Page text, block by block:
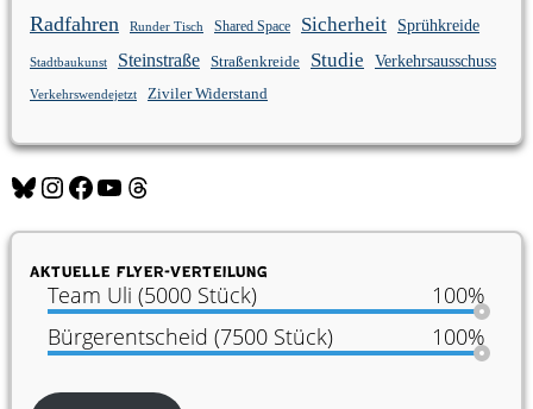
Radfahren Runder Tisch Shared Space Sicherheit Sprühkreide
Stadtbaukunst Steinstraße Straßenkreide Studie Verkehrsausschuss
Verkehrswendejetzt Ziviler Widerstand
BlueskyInstagram
Facebook
YouTubeThreads
Aktuelle Flyer-Verteilung
Team Uli (5000 Stück)
100%
Bürgerentscheid (7500 Stück)
100%